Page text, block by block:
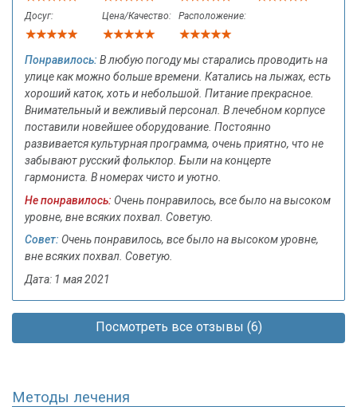
Досуг: Цена/Качество: Расположение:
Понравилось: В любую погоду мы старались проводить на
улице как можно больше времени. Катались на лыжах, есть
хороший каток, хоть и небольшой. Питание прекрасное.
Внимательный и вежливый персонал. В лечебном корпусе
поставили новейшее оборудование. Постоянно
развивается культурная программа, очень приятно, что не
забывают русский фольклор. Были на концерте
гармониста. В номерах чисто и уютно.
Не понравилось: Очень понравилось, все было на высоком
уровне, вне всяких похвал. Советую.
Совет: Очень понравилось, все было на высоком уровне,
вне всяких похвал. Советую.
Дата: 1 мая 2021
Посмотреть все отзывы (6)
Методы лечения